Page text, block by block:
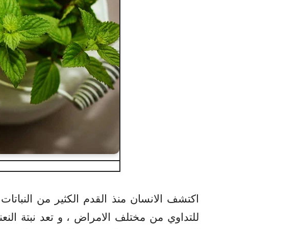
اكتشف الانسان منذ القدم الكثير من
للتداوي من مختلف الامراض ، و تعد نبتة